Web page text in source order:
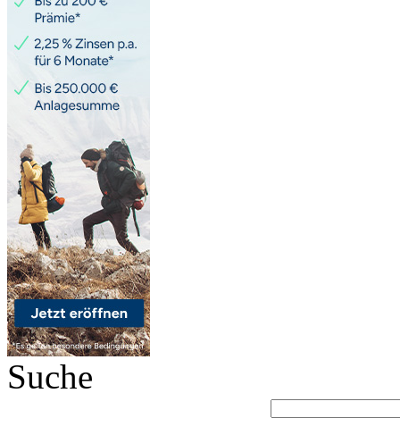
Suche